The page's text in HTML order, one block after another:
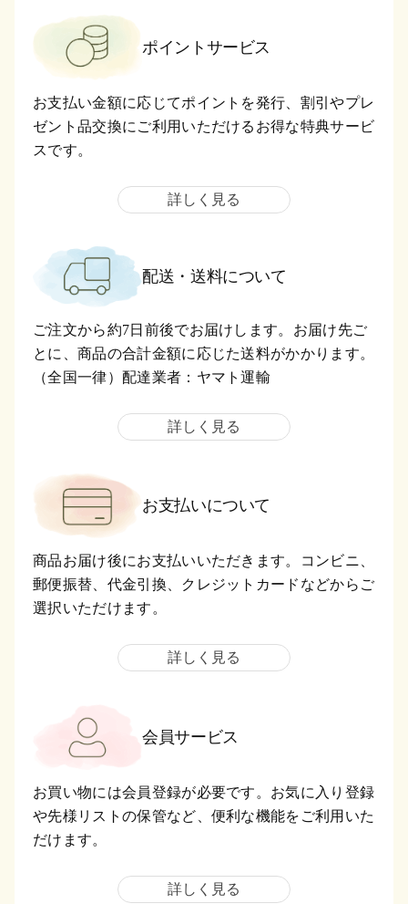
ポイントサービス
お支払い金額に応じてポイントを発行、割引やプレ
ゼント品交換にご利用いただけるお得な特典サービ
スです。
詳しく見る
配送・送料について
ご注文から約7日前後でお届けします。お届け先ご
とに、商品の合計金額に応じた送料がかかります。
（全国一律）配達業者：ヤマト運輸
詳しく見る
お支払いについて
商品お届け後にお支払いいただきます。コンビニ、
郵便振替、代金引換、クレジットカードなどからご
選択いただけます。
詳しく見る
会員サービス
お買い物には会員登録が必要です。お気に入り登録
や先様リストの保管など、便利な機能をご利用いた
だけます。
詳しく見る